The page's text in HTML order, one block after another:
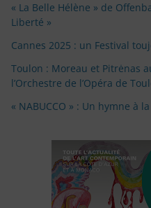
« La Belle Hélène » de
Liberté »
Cannes 2025 : un Festival
Toulon : Moreau et Pitrėnas
l’Orchestre de l’Opéra de
« NABUCCO » : Un hymne à